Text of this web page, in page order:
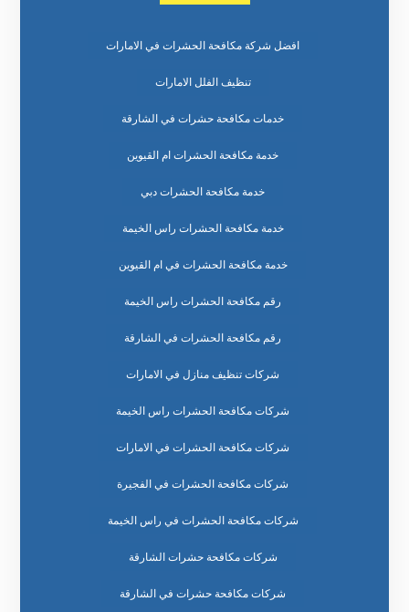
افضل شركة مكافحة الحشرات في الامارات
تنظيف الفلل الامارات
خدمات مكافحة حشرات في الشارقة
خدمة مكافحة الحشرات ام القيوين
خدمة مكافحة الحشرات دبي
خدمة مكافحة الحشرات راس الخيمة
خدمة مكافحة الحشرات في ام القيوين
رقم مكافحة الحشرات راس الخيمة
رقم مكافحة الحشرات في الشارقة
شركات تنظيف منازل في الامارات
شركات مكافحة الحشرات راس الخيمة
شركات مكافحة الحشرات في الامارات
شركات مكافحة الحشرات في الفجيرة
شركات مكافحة الحشرات في راس الخيمة
شركات مكافحة حشرات الشارقة
شركات مكافحة حشرات في الشارقة